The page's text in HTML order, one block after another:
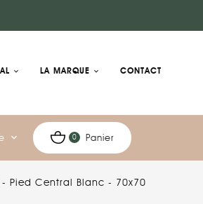
LA MARQUE CONTACT
0 Panier
expand_more
Pied Central Blanc - 70x70